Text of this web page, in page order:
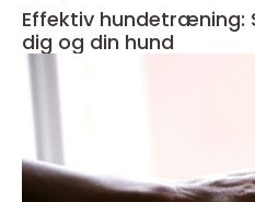
Effektiv hundetræning:
dig og din hund